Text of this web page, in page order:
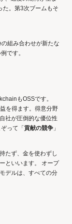
た。第3次ブームもそ
組み合わせが新たな
です。
もOSSです。
を得ます。得意分野
社が圧倒的な優位性
って「 貢献の競争」
たず、金を使わずし
といいます。 オープ
デルは、すべての分